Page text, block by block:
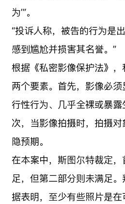
为’”。
“投诉人称，被告的行为是
感到尴尬并损害其名誉。”
根据《私密影像保护法》
两个要素。首先，影像必
行性行为、几乎全裸或暴
次，当影像拍摄时，拍摄
隐预期。
在本案中，斯图尔特裁定
足，但第二部分则未满足
据表明，至少有些照片是